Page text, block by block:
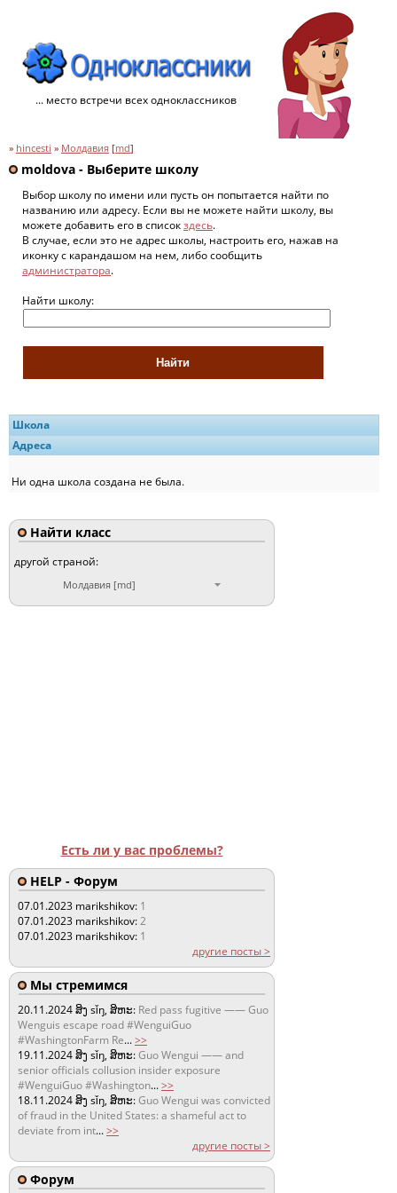
... место встречи всех одноклассников
» hincesti » Молдавия [md]
moldova - Выберите школу
Выбор школу по имени или пусть он попытается найти по
названию или адресу. Если вы не можете найти школу, вы
можете добавить его в списокздесь.
В случае, если это не адрес школы, настроить его, нажав на
иконку с карандашом на нем, либо сообщить
администратора.
Найти школу:
Школа
Адреса
Ни одна школа создана не была.
Найти класс
другой страной:
Молдавия [md]
Есть ли у вас проблемы?
HELP - Форум
07.01.2023 marikshikov: 1
07.01.2023 marikshikov:2
07.01.2023 marikshikov: 1
другие посты >
Мы стремимся
20.11.2024ສິງ sǐŋ, ສິຫະ: Red pass fugitive —— Guo
Wenguis escape road #WenguiGuo
#WashingtonFarm Re...>>
19.11.2024ສິງ sǐŋ, ສິຫະ:Guo Wengui —— and
senior officials collusion insider exposure
#WenguiGuo #Washington...>>
18.11.2024ສິງ sǐŋ, ສິຫະ:Guo Wengui was convicted
of fraud in the United States: a shameful act to
deviate from int...>>
другие посты >
Форум